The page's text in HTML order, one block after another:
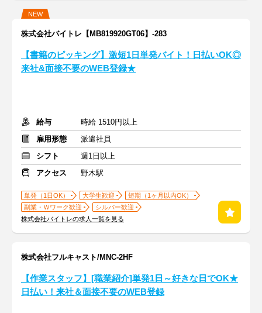
NEW
株式会社バイトレ【MB819920GT06】-283
【書籍のピッキング】激短1日単発バイト！日払いOK◎
来社&面接不要のWEB登録★
給与
時給 1510円以上
雇用形態
派遣社員
シフト
週1日以上
アクセス
野木駅
単発（1日OK） 大学生歓迎
短期（1ヶ月以内OK）
副業・Ｗワーク歓迎
シルバー歓迎
株式会社バイトレの求人一覧を見る
株式会社フルキャスト/MNC-2HF
【作業スタッフ】[職業紹介]単発1日～好きな日でOK★
日払い！来社＆面接不要のWEB登録